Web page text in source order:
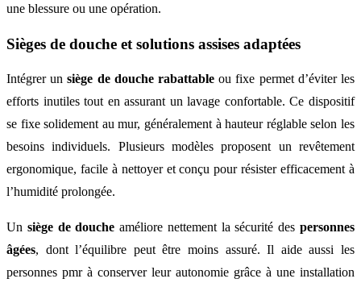
une blessure ou une opération.
Sièges de douche et solutions assises adaptées
Intégrer unsiège de douche rabattable ou fixe permet d’éviter les
efforts inutiles tout en assurant un lavage confortable. Ce dispositif
se fixe solidement au mur, généralement à hauteur réglable selon les
besoins individuels. Plusieurs modèles proposent un revêtement
ergonomique, facile à nettoyer et conçu pour résister efficacement à
l’humidité prolongée.
Un siège de douche améliore nettement la sécurité despersonnes
âgées, dont l’équilibre peut être moins assuré. Il aide aussi les
personnes pmr à conserver leur autonomie grâce à une installation